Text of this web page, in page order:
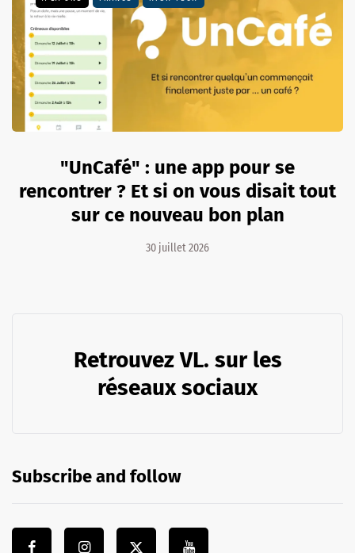
"UnCafé" : une app pour se
rencontrer ? Et si on vous disait tout
sur ce nouveau bon plan
30 juillet 2026
Retrouvez VL. sur les
réseaux sociaux
Subscribe and follow